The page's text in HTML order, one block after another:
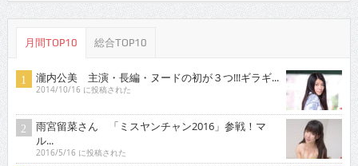
月間TOP10 総合TOP10
瀧内公美 主演・長編・ヌードの初が３つ!!!ギラギ...
2014/10/16 に投稿された
雨宮留菜さん 「ミスヤンチャン2016」参戦！マ
ル...
2016/5/16 に投稿された